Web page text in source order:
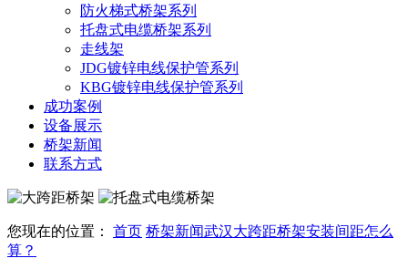
防火梯式桥架系列
托盘式电缆桥架系列
走线架
JDG镀锌电线保护管系列
KBG镀锌电线保护管系列
成功案例
设备展示
桥架新闻
联系方式
您现在的位置： 首页 桥架新闻武汉大跨距桥架安装间距怎么
算？